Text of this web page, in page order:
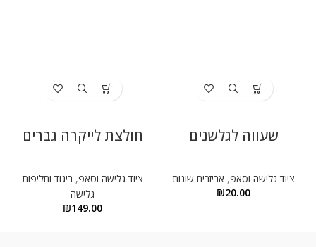
שעווה לגלשנים
ציוד גלישה וסאפ, אביזרים שונות
₪20.00
חולצת לייקרה גברים
ציוד גלישה וסאפ, ביגוד וחליפות
גלישה
₪149.00